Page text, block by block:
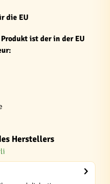
die EU
ist der in der EU
Herstellers